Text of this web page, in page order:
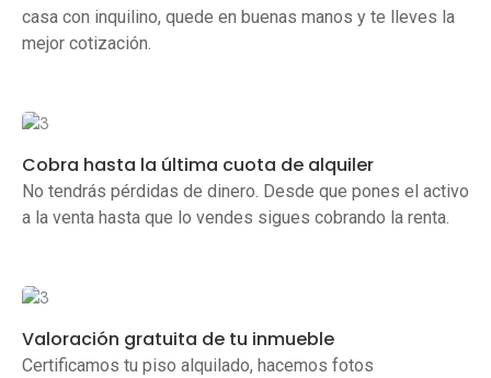
casa con inquilino, quede en buenas manos y te lleves la
mejor cotización.
Cobra hasta la última cuota de alquiler
No tendrás pérdidas de dinero. Desde que pones el activo
a la venta hasta que lo vendes sigues cobrando la renta.
Valoración gratuita de tu inmueble
Certificamos tu piso alquilado, hacemos fotos